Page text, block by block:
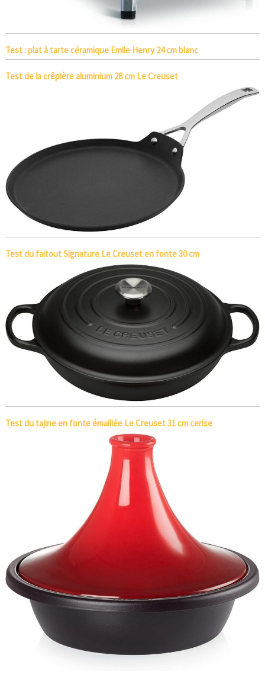
Test : plat à tarte céramique Emile Henry 24 cm blanc
Test de la crêpière aluminium 28 cm Le Creuset
Test du faitout Signature Le Creuset en fonte 30 cm
Test du tajine en fonte émaillée Le Creuset 31 cm cerise